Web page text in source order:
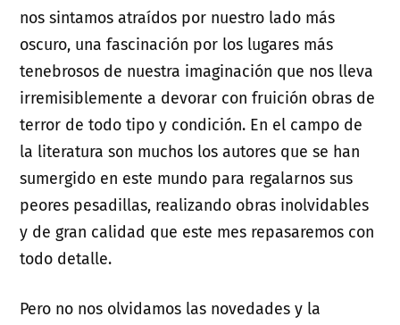
nos sintamos atraídos por nuestro lado más
oscuro, una fascinación por los lugares más
tenebrosos de nuestra imaginación que nos lleva
irremisiblemente a devorar con fruición obras de
terror de todo tipo y condición. En el campo de
la literatura son muchos los autores que se han
sumergido en este mundo para regalarnos sus
peores pesadillas, realizando obras inolvidables
y de gran calidad que este mes repasaremos con
todo detalle.
Pero no nos olvidamos las novedades y la